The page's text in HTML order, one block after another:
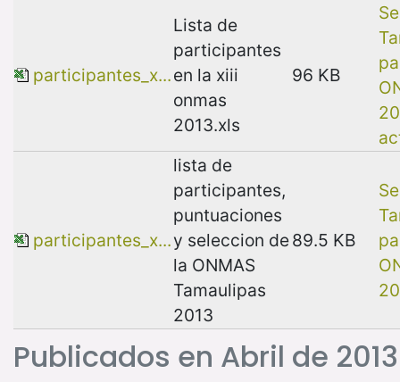
Publicados en Abril de 2013
participantes_x...
Lista de
participantes
en la xiii
onmas
2013.xls
96 KB
participantes_x...
lista de
participantes,
puntuaciones
y seleccion de
la ONMAS
Tamaulipas
2013
89.5 KB